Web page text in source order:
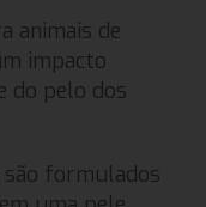
animais de
impacto
do pelo dos
formulados